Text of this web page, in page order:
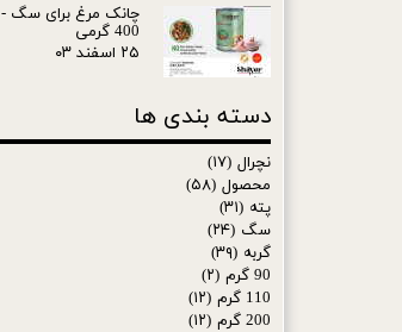
چانک مرغ برای سگ -
400 گرمی
۲۵ اسفند ۰۳
دسته بندی ها
نچرال (۱۷)
محصول (۵۸)
پته (۳۱)
سگ (۲۴)
گربه (۳۹)
90 گرم
(۲)
110 گرم
(۱۲)
200 گرم
(۱۲)